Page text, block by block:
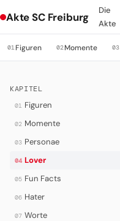
Akte SC Freiburg
Die
Akte
01Figuren 02Momente 03
KAPITEL
01 Figuren
02 Momente
03 Personae
04 Lover
05 Fun Facts
06 Hater
07 Worte